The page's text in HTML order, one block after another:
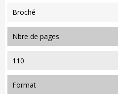
Broché
nbre de pages
110
format